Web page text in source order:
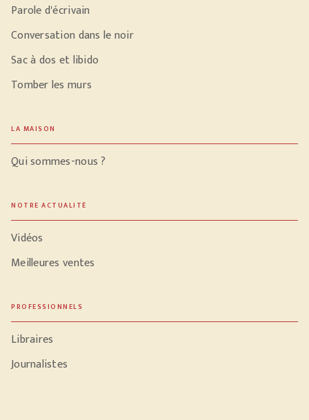
Parole d'écrivain
Conversation dans le noir
Sac à dos et libido
Tomber les murs
LA MAISON
Qui sommes-nous ?
NOTRE ACTUALITÉ
Vidéos
Meilleures ventes
PROFESSIONNELS
Libraires
Journalistes